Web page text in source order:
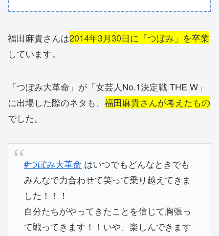
福田麻貴さんは2014年3月30日に「つぼみ」を卒業
しています。
「つぼみ大革命」が「女芸人No.1決定戦 THE W」
に出場した際のネタも、 福田麻貴さんが考えたもの
でした。
#つぼみ大革命 はいつでもどんなときでも
みんなで力合わせて笑って乗り越えてきま
した！！！
自分たちがやってきたことを信じて胸張っ
て戦ってきます！！いや、楽しんできます